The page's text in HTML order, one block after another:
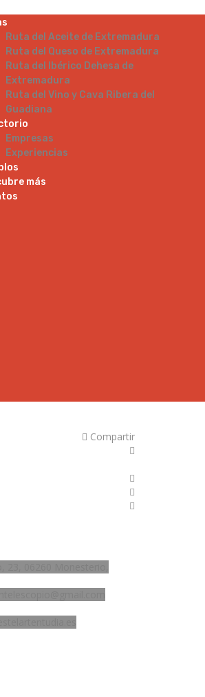
Ruta del Aceite de Extremadura
Ruta del Queso de Extremadura
Ruta del Ibérico Dehesa de
Extremadura
Ruta del Vino y Cava Ribera del
Guadiana
Empresas
Experiencias
más
Compartir